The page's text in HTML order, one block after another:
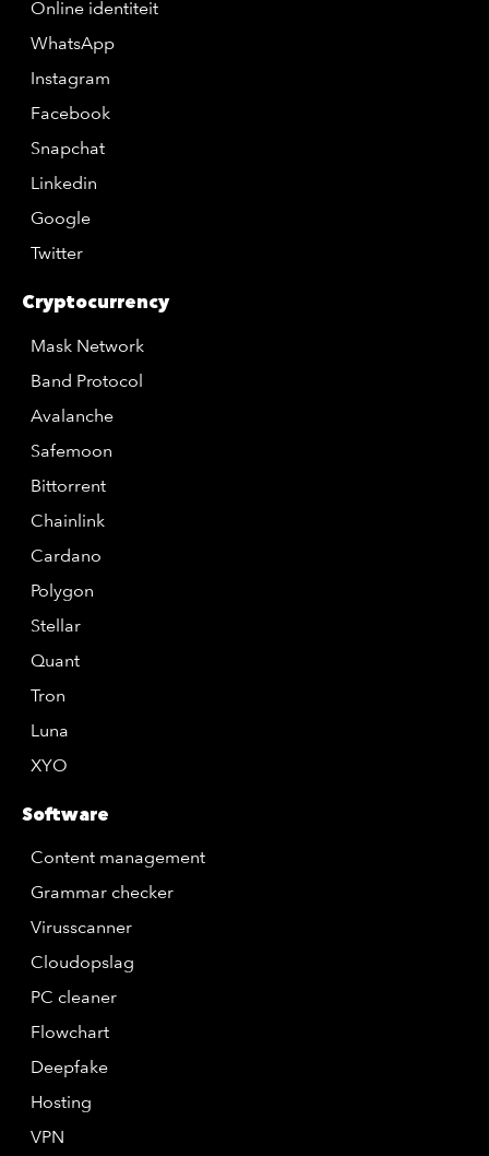
Online identiteit
WhatsApp
Instagram
Facebook
Snapchat
Linkedin
Google
Twitter
Cryptocurrency
Mask Network
Band Protocol
Avalanche
Safemoon
Bittorrent
Chainlink
Cardano
Polygon
Stellar
Quant
Tron
Luna
XYO
Software
Content management
Grammar checker
Virusscanner
Cloudopslag
PC cleaner
Flowchart
Deepfake
Hosting
VPN